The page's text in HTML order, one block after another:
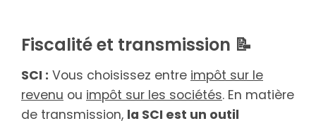
Fiscalité et transmission 📝
SCI : Vous choisissez entre impôt sur le
revenu ou impôt sur les sociétés. En matière
de transmission, la SCI est un outil